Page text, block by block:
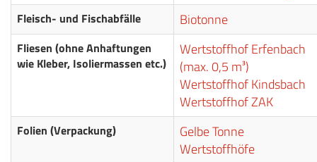
Fleisch- und Fischabfälle Biotonne
Fliesen (ohne Anhaftungen
wie Kleber, Isoliermassen etc.)
Wertstoffhof Erfenbach
(max. 0,5 m³)
Wertstoffhof Kindsbach
Wertstoffhof ZAK
Folien (Verpackung)
Gelbe Tonne
Wertstoffhöfe